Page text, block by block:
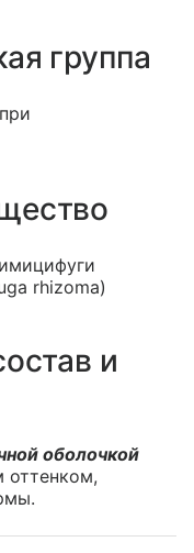
группа
rhizoma)
и
оболочкой
оттенком,